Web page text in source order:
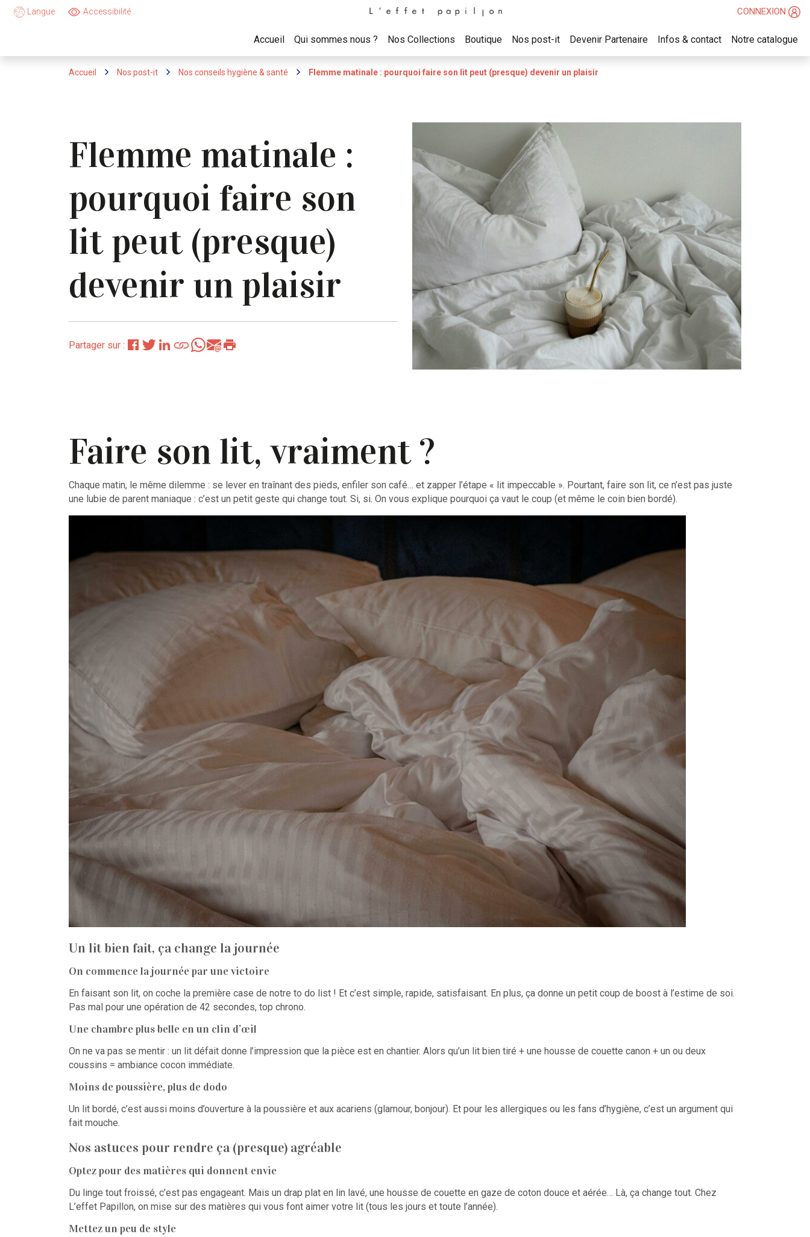
Langue Accessibilité CONNEXION
Accueil Qui sommes nous ? Nos Collections Boutique Nos post-it Devenir Partenaire Infos & contact Notre catalogue
Accueil Nos post-it Nos conseils hygiène & santé Flemme matinale : pourquoi faire son lit peut (presque) devenir un plaisir
Flemme matinale :
pourquoi faire son
lit peut (presque)
devenir un plaisir
Partager sur :
Faire son lit, vraiment ?
Chaque matin, le même dilemme : se lever en traînant des pieds, enfiler son café… et zapper l’étape « lit impeccable ». Pourtant, faire son lit, ce n’est pas juste
une lubie de parent maniaque : c’est un petit geste qui change tout. Si, si. On vous explique pourquoi ça vaut le coup (et même le coin bien bordé).
Un lit bien fait, ça change la journée
On commence la journée par une victoire
En faisant son lit, on coche la première case de notre to do list ! Et c’est simple, rapide, satisfaisant. En plus, ça donne un petit coup de boost à l’estime de soi.
Pas mal pour une opération de 42 secondes, top chrono.
Une chambre plus belle en un clin d’œil
On ne va pas se mentir : un lit défait donne l’impression que la pièce est en chantier. Alors qu’un lit bien tiré + une housse de couette canon + un ou deux
coussins = ambiance cocon immédiate.
Moins de poussière, plus de dodo
Un lit bordé, c’est aussi moins d’ouverture à la poussière et aux acariens (glamour, bonjour). Et pour les allergiques ou les fans d’hygiène, c’est un argument qui
fait mouche.
Nos astuces pour rendre ça (presque) agréable
Optez pour des matières qui donnent envie
Du linge tout froissé, c’est pas engageant. Mais un drap plat en lin lavé, une housse de couette en gaze de coton douce et aérée… Là, ça change tout. Chez
L’effet Papillon, on mise sur des matières qui vous font aimer votre lit (tous les jours et toute l’année).
Mettez un peu de style